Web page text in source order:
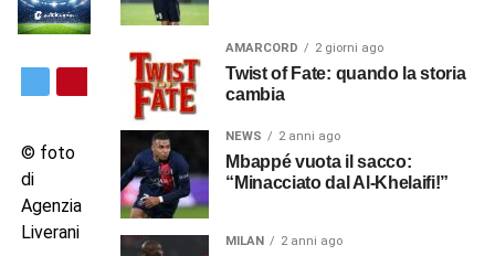
© foto
di
Agenzia
Liverani
AMARCORD 2 giorni ago
Twist of Fate: quando la storia
cambia
NEWS 2 anni ago
Mbappé vuota il sacco:
“Minacciato dal Al-Khelaifi!”
MILAN 2 anni ago